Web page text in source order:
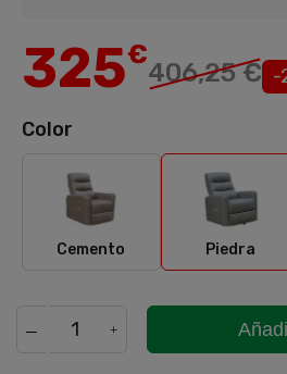
325€
406,25 € -
Color
Cemento
Cemento
Piedra
Piedra